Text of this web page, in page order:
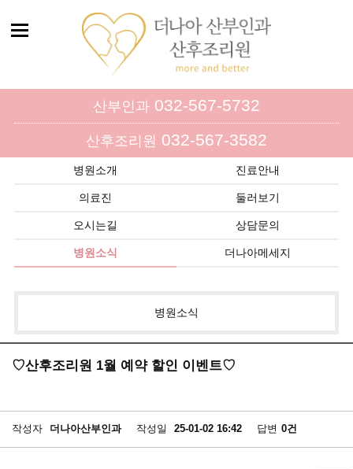
산부인과 032-567-5732
산후조리원 032-567-3582
병원소개 진료안내
의료진 둘러보기
오시는길 상담문의
병원소식 더나아메세지
병원소식
♡산후조리원 1월 예약 할인 이벤트♡
작성자 더나아산부인과 작성일 25-01-02 16:42 답변 0건